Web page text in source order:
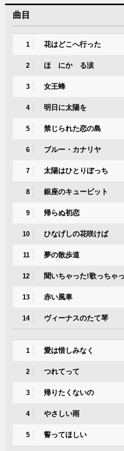
曲目
1 花はどこへ行った
2 ほゝにかゝる涙
3 女王蜂
4 明日に太陽を
5 禁じられた恋の島
6 ブルー・カナリヤ
7 太陽はひとりぼっち
8 銀座のキューピット
9 帰らぬ初恋
10 ひなげしの花咲けば
11 夢の散歩道
12 聞いちゃった!歌っちゃ
13 赤い風車
14 ヴィーナスのたて琴
1 愛は惜しみなく
2 つれてって
3 帰りたくないの
4 やさしい雨
5 誓ってほしい